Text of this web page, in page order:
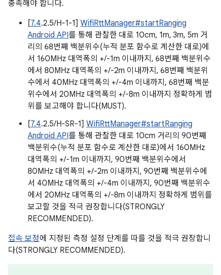
충족해야 합니다.
[7.4.2.5/H-1-1] WifiRttManager#startRanging
Android API를 통해 관찰한 대로 10cm, 1m, 3m, 5m 거
리의 68번째 백분위수(누적 분포 함수로 계산한 대로)에
서 160MHz 대역폭의 +/-1m 이내까지, 68번째 백분위수
에서 80MHz 대역폭의 +/-2m 이내까지, 68번째 백분위
수에서 40MHz 대역폭의 +/-4m 이내까지, 68번째 백분
위수에서 20MHz 대역폭의 +/-8m 이내까지 정확하게 범
위를 보고해야 합니다(MUST).
[7.4.2.5/H-SR-1] WifiRttManager#startRanging
Android API를 통해 관찰한 대로 10cm 거리의 90번째
백분위수(누적 분포 함수로 계산한 대로)에서 160MHz
대역폭의 +/-1m 이내까지, 90번째 백분위수에서
80MHz 대역폭의 +/-2m 이내까지, 90번째 백분위수에
서 40MHz 대역폭의 +/-4m 이내까지, 90번째 백분위수
에서 20MHz 대역폭의 +/-8m 이내까지 정확하게 범위를
보고할 것을 적극 권장합니다(STRONGLY
RECOMMENDED).
접속 보정에 지정된 측정 설정 단계를 따를 것을 적극 권장합니
다(STRONGLY RECOMMENDED).